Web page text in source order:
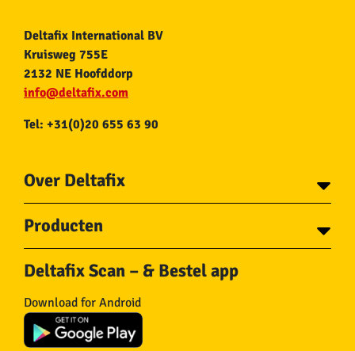
Deltafix International BV
Kruisweg 755E
2132 NE Hoofddorp
info@deltafix.com
Tel: +31(0)20 655 63 90
Over Deltafix
Voor gemeentes
Over Deltafix
Producten
Schroeven
Bouten
Draadnagels
Pluggen
Ketting en Toebehoren
Deltafix Scan – & Bestel app
Download for Android